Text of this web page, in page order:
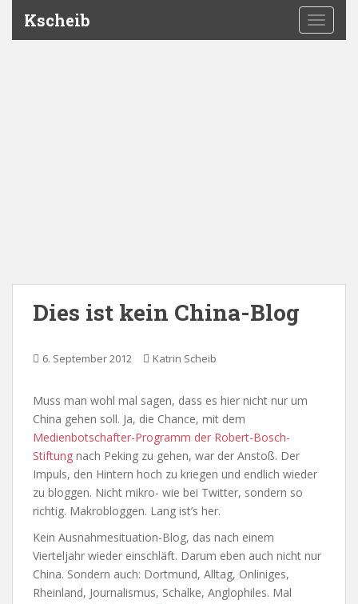
Kscheib
Dies ist kein China-Blog
6. September 2012 Katrin Scheib
Muss man wohl mal sagen, dass es hier nicht nur um
China gehen soll. Ja, die Chance, mit dem
Medienbotschafter-Programm der Robert-Bosch-
Stiftung nach Peking zu gehen, war der Anstoß. Der
Impuls, den Hintern hoch zu kriegen und endlich wieder
zu bloggen. Nicht mikro- wie bei Twitter, sondern so
richtig. Makrobloggen. Lang ist’s her.
Kein Ausnahmesituation-Blog, das nach einem
Vierteljahr wieder einschläft. Darum eben auch nicht nur
China. Sondern auch: Dortmund, Alltag, Onliniges,
Rheinland, Journalismus, Schalke, Anglophiles. Mal